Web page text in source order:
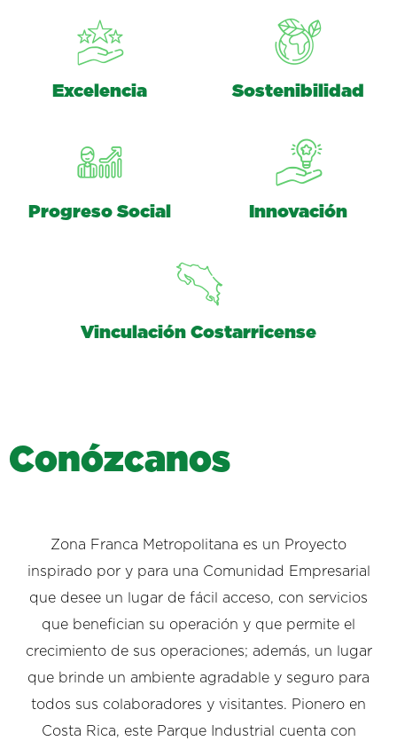
Excelencia Sostenibilidad
Progreso Social Innovación
Vinculación Costarricense
Conózcanos
Zona Franca Metropolitana es un Proyecto
inspirado por y para una Comunidad Empresarial
que desee un lugar de fácil acceso, con servicios
que benefician su operación y que permite el
crecimiento de sus operaciones; además, un lugar
que brinde un ambiente agradable y seguro para
todos sus colaboradores y visitantes. Pionero en
Costa Rica, este Parque Industrial cuenta con